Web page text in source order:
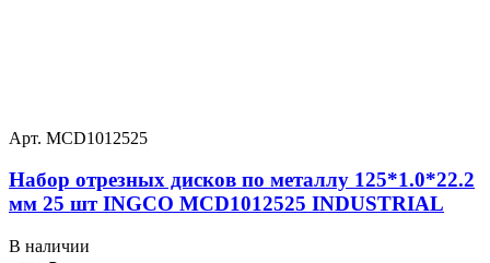
Арт. MCD1012525
Набор отрезных дисков по металлу 125*1.0*22.2
мм 25 шт INGCO MCD1012525 INDUSTRIAL
В наличии